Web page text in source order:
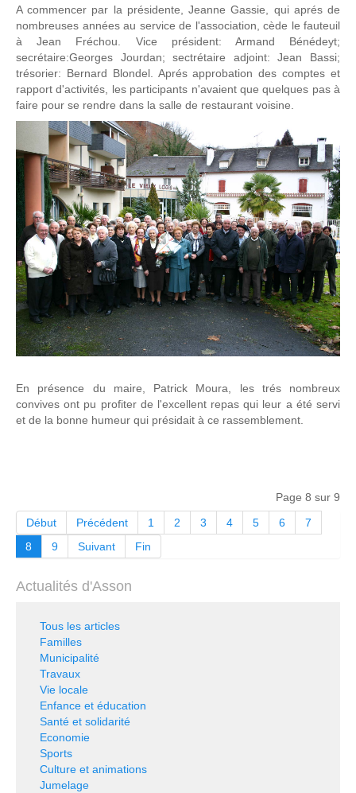
A commencer par la présidente, Jeanne Gassie, qui aprés de
nombreuses années au service de l'association, cède le fauteuil
à Jean Fréchou. Vice président: Armand Bénédeyt;
secrétaire:Georges Jourdan; sectrétaire adjoint: Jean Bassi;
trésorier: Bernard Blondel. Aprés approbation des comptes et
rapport d'activités, les participants n'avaient que quelques pas à
faire pour se rendre dans la salle de restaurant voisine.
En présence du maire, Patrick Moura, les trés nombreux
convives ont pu profiter de l'excellent repas qui leur a été servi
et de la bonne humeur qui présidait à ce rassemblement.
Page 8 sur 9
Début
Précédent 1 2 3 4 5 6
7
8
9 Suivant Fin
Actualités d'Asson
Tous les articles
Familles
Municipalité
Travaux
Vie locale
Enfance et éducation
Santé et solidarité
Economie
Sports
Culture et animations
Jumelage